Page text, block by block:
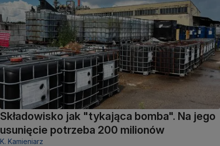
Składowisko jak "tykająca bomba". Na jego
usunięcie potrzeba 200 milionów
K. Kamieniarz